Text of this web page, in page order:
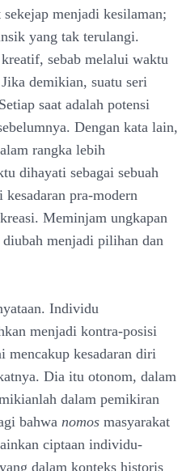
menjadi kesilaman;
yang tak terulangi.
sebab melalui waktu
demikian, suatu seri
saat adalah potensi
Dengan kata lain,
rangka lebih
dihayati sebagai sebuah
pra-modern
Meminjam ungkapan
diubah menjadi pilihan dan
Individu
menjadi kontra-posisi
mencakup kesadaran diri
Dia itu otonom, dalam
dalam pemikiran
bahwa nomos masyarakat
ciptaan individu-
dalam konteks historis